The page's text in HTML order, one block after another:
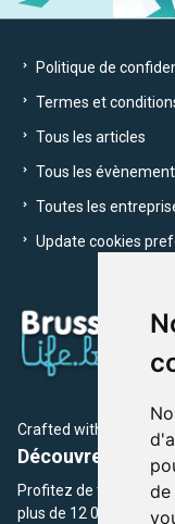
de
Politique de
Termes et
Tous les articles
Tous les
Toutes les
Update cookies
Crafted with by
Découvrez plus
Profitez de toutes les
plus de 12 000